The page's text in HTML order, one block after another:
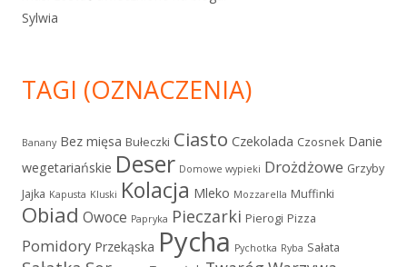
Sylwia
TAGI (OZNACZENIA)
Banany Bez mięsa Bułeczki Ciasto Czekolada Czosnek Danie
wegetariańskie Deser Domowe wypieki Drożdżowe Grzyby
Jajka Kapusta Kluski Kolacja Mleko Mozzarella Muffinki
Obiad Owoce Papryka Pieczarki Pierogi Pizza
Pomidory Przekąska Pycha Pychotka Ryba Sałata